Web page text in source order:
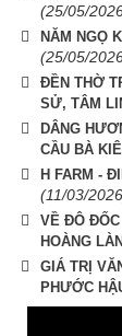
(25/05/
NĂM NGỌ
(25/05/
ĐỀN THỜ
SỬ, TÂM
DÂNG
CẦU BÀ
H FARM -
(11/03/
VỀ ĐÔ ĐỐC
HOÀNG
GIÁ TRỊ
PHƯỚC